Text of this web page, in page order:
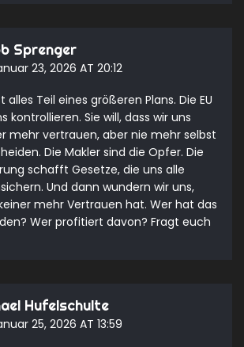
Sprenger
23, 2026 AT 20:12
alles Teil eines größeren Plans. Die EU
kontrollieren. Sie will, dass wir uns
mehr vertrauen, aber nie mehr selbst
Die Makler sind die Opfer. Die
schafft Gesetze, die uns alle
Und dann wundern wir uns,
mehr Vertrauen hat. Wer hat das
Wer profitiert davon? Fragt euch
Hufelschulte
25, 2026 AT 13:59